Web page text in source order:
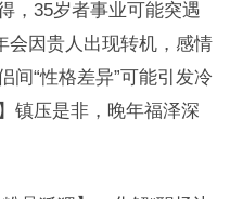
，35岁者事业可能突遇
会因贵人出现转机，感情
间“性格差异”可能引发冷
镇压是非，晚年福泽深